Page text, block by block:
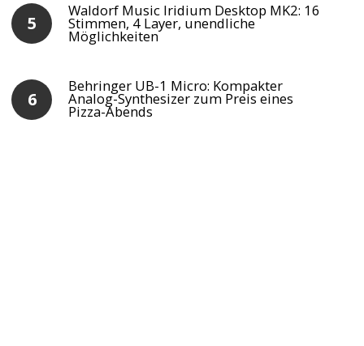
Waldorf Music Iridium Desktop MK2: 16
Stimmen, 4 Layer, unendliche
Möglichkeiten
Behringer UB-1 Micro: Kompakter
Analog-Synthesizer zum Preis eines
Pizza-Abends